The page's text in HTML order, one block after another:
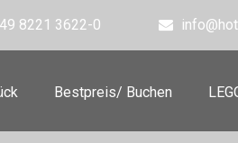
8221 3622-0
Bestpreis/ Buchen